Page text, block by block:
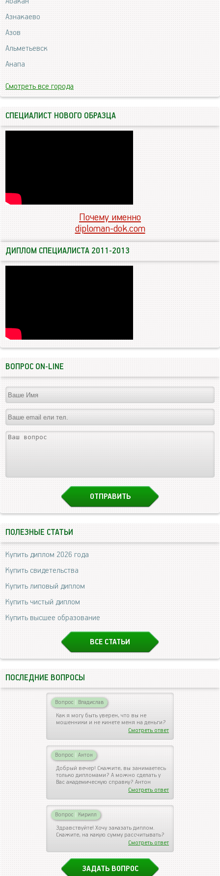
Азнакаево
Азов
Альметьевск
Анапа
Смотреть все города
СПЕЦИАЛИСТ НОВОГО ОБРАЗЦА
Почему именно
diploman-dok.com
ДИПЛОМ СПЕЦИАЛИСТА 2011-2013
ВОПРОС ON-LINE
ПОЛЕЗНЫЕ СТАТЬИ
Купить диплом 2026 года
Купить свидетельства
Купить липовый диплом
Купить чистый диплом
Купить высшее образование
ВСЕ СТАТЬИ
ПОСЛЕДНИЕ ВОПРОСЫ
Вопрос | Владислав
Как я могу быть уверен, что вы не
мошенники и не кинете меня на деньги?
Смотреть ответ
Вопрос | Антон
Добрый вечер! Скажите, вы занимаетесь
только дипломами? А можно сделать у
Вас академическую справку? Антон
Смотреть ответ
Вопрос | Кирилл
Здравствуйте! Хочу заказать диплом.
Скажите, на какую сумму рассчитывать?
Смотреть ответ
ЗАДАТЬ ВОПРОС